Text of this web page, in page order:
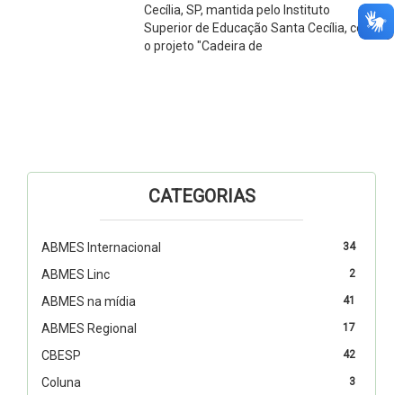
Cecília, SP, mantida pelo Instituto
Superior de Educação Santa Cecília, com
o projeto "Cadeira de
CATEGORIAS
34
ABMES Internacional
2
ABMES Linc
41
ABMES na mídia
17
ABMES Regional
42
CBESP
3
Coluna